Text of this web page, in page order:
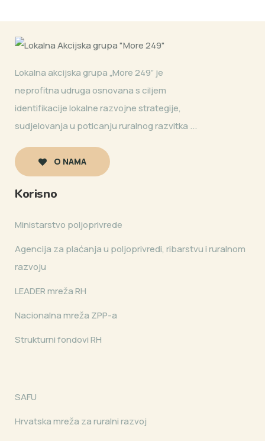
Lokalna akcijska grupa „More 249” je
neprofitna udruga osnovana s ciljem
identifikacije lokalne razvojne strategije,
sudjelovanja u poticanju ruralnog razvitka ...
O NAMA
Korisno
Ministarstvo poljoprivrede
Agencija za plaćanja u poljoprivredi, ribarstvu i ruralnom
razvoju
LEADER mreža RH
Nacionalna mreža ZPP-a
Strukturni fondovi RH
SAFU
Hrvatska mreža za ruralni razvoj